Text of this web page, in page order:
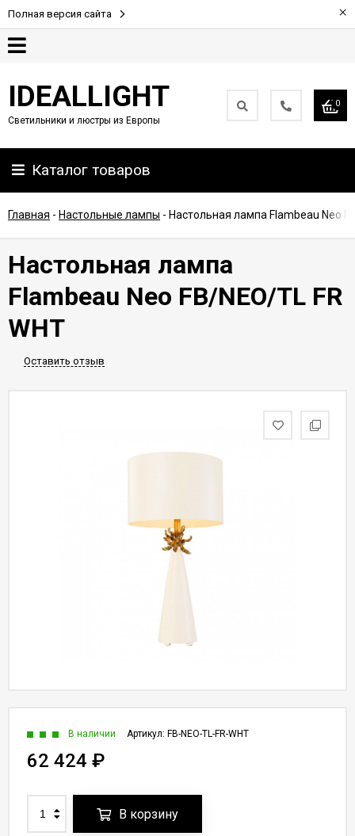
Полная версия сайта ×
Партнерам
Доставка
IDEALLIGHT
Светильники и люстры из Европы
0
Каталог товаров
Главная - Настольные лампы - Настольная лампа Flambeau Neo
Настольная лампа
Flambeau Neo FB/NEO/TL FR
WHT
Оставить отзыв
Артикул: FB-NEO-TL-FR-WHT
В наличии
62 424 ₽
В корзину